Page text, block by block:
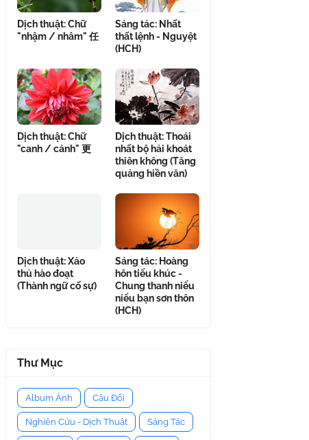
Dịch thuật: Chữ
"nhậm / nhâm" 任
Sáng tác: Nhất
thất lệnh - Nguyệt
(HCH)
Dịch thuật: Chữ
"canh / cánh" 更
Dịch thuật: Thoái
nhất bộ hải khoát
thiên không (Tăng
quảng hiền văn)
Dịch thuật: Xảo
thủ hào đoạt
(Thành ngữ cố sự)
Sáng tác: Hoàng
hôn tiểu khúc -
Chung thanh niểu
niểu bạn sơn thôn
(HCH)
Thư Mục
Album Ảnh Câu Đối
Nghiên Cứu - Dịch Thuật Sáng Tác